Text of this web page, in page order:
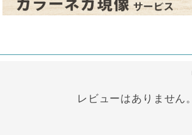
レビューはありません。